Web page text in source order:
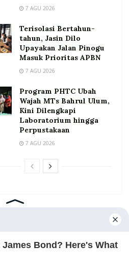
7 AGU 2026
Terisolasi Bertahun-
tahun, Jasin Dilo
Upayakan Jalan Pinogu
Masuk Prioritas APBN
7 AGU 2026
Program PHTC Ubah
Wajah MTs Bahrul Ulum,
Kini Dilengkapi
Laboratorium hingga
Perpustakaan
7 AGU 2026
Redaksi Pedoman Media Siber